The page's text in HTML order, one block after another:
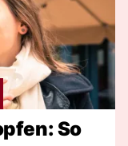
So